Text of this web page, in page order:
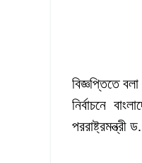
বিজ্ঞপ্তিতে
নির্বাচনে